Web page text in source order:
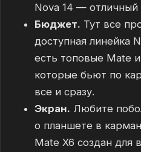
Nova 14 — отличный
Бюджет. Тут все
доступная линейка
есть топовые Mate
которые бьют по
все и сразу.
Экран. Любите
о планшете в
Mate X6 создан для